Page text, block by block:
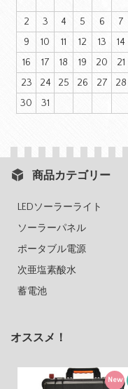
2
3 4 5 6 7
9
10 11 12 13 14
16
17 18 19 20 21
23
24 25 26 27 28
30
31
商品カテゴリー
LEDソーラーライト
ソーラーパネル
ポータブル電源
次亜塩素酸水
蓄電池
オススメ！
New